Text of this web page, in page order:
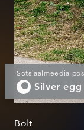
Sotsiaalmeedia
Silver egg
Bolt